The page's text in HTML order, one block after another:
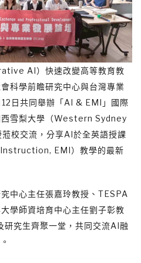
AI）快速改變高等教育教
科學前瞻研究中心與台灣專業
日共同舉辦「AI & EMI」國際
西雪梨大學（Western Sydney
校交流，分享AI於全英語授課
EMI）教學的最新
中心主任張嘉玲教授、TESPA
學師資培育中心主任劉子彰教
究生齊聚一堂，共同交流AI融